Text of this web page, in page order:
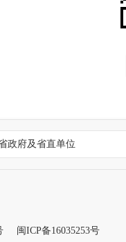
政府及省直单位
闽ICP备16035253号